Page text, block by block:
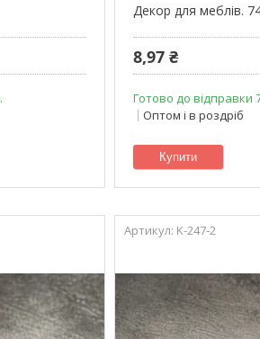
Декор для меблів.
8,97 ₴
Готово до відправки
Оптом і в роздріб
Купити
K-247-2